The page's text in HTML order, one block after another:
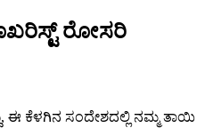
ರೋಸರಿ
ಈ ಕೆಳಗಿನ ಸಂದೇಶದಲ್ಲಿ ನಮ್ಮ ತಾಯಿ